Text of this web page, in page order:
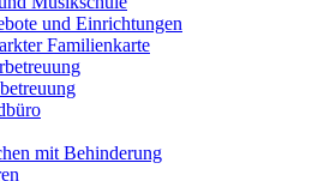
und Einrichtungen
Familienkarte
mit Behinderung